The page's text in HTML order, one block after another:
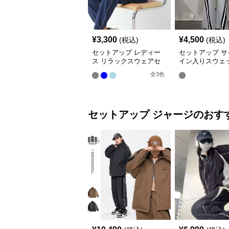
¥3,300 (税込)
セットアップ レディー
ス リラックスウェアセ
全3色
¥4,500 (税込)
セットアップ
イン入りスウェ
セットアップ ジャージのおす